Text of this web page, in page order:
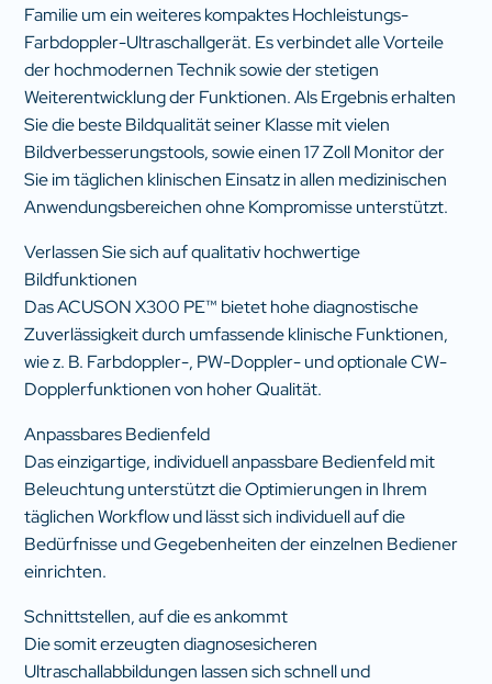
Familie um ein weiteres kompaktes Hochleistungs-
Farbdoppler-Ultraschallgerät. Es verbindet alle Vorteile
der hochmodernen Technik sowie der stetigen
Weiterentwicklung der Funktionen. Als Ergebnis erhalten
Sie die beste Bildqualität seiner Klasse mit vielen
Bildverbesserungstools, sowie einen 17 Zoll Monitor der
Sie im täglichen klinischen Einsatz in allen medizinischen
Anwendungsbereichen ohne Kompromisse unterstützt.
Verlassen Sie sich auf qualitativ hochwertige
Bildfunktionen
Das ACUSON X300 PE™ bietet hohe diagnostische
Zuverlässigkeit durch umfassende klinische Funktionen,
wie z. B. Farbdoppler-, PW-Doppler- und optionale CW-
Dopplerfunktionen von hoher Qualität.
Anpassbares Bedienfeld
Das einzigartige, individuell anpassbare Bedienfeld mit
Beleuchtung unterstützt die Optimierungen in Ihrem
täglichen Workflow und lässt sich individuell auf die
Bedürfnisse und Gegebenheiten der einzelnen Bediener
einrichten.
Schnittstellen, auf die es ankommt
Die somit erzeugten diagnosesicheren
Ultraschallabbildungen lassen sich schnell und